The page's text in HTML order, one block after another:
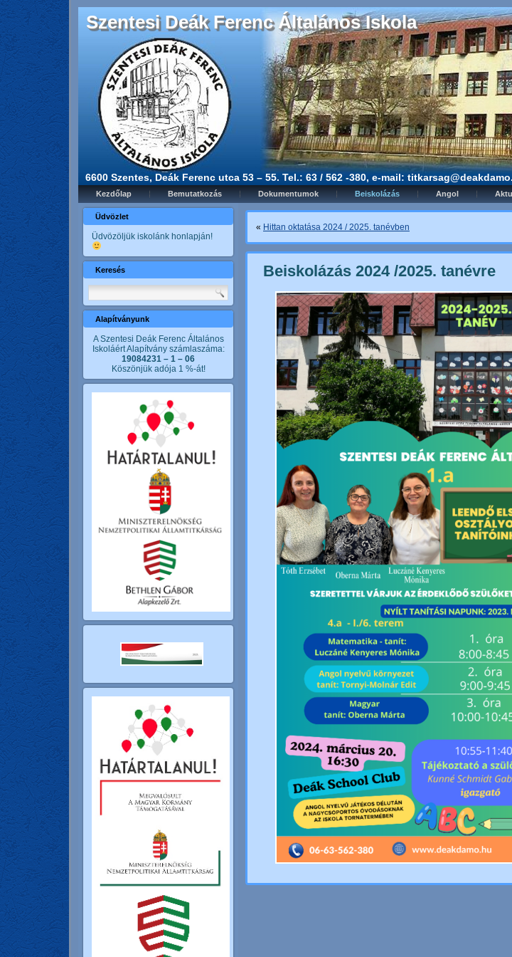
Szentesi Deák Ferenc Általános Iskola
6600 Szentes, Deák Ferenc utca 53 – 55. Tel.: 63 / 562 -380, e-mail:
Kezdőlap Bemutatkozás Dokumentumok Beiskolázás Angol
Üdvözlet
Üdvözöljük iskolánk honlapján!
Keresés
Alapítványunk
A Szentesi Deák Ferenc Általános
Iskoláért Alapítvány számlaszáma:
19084231 – 1 – 06
Köszönjük adója 1 %-át!
« Hittan oktatása 2024 / 2025. tanévben
Beiskolázás 2024 /2025. tanévre